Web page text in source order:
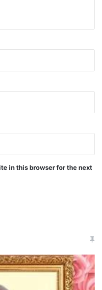
in this browser for the next